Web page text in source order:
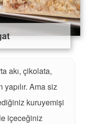
akı, çikolata,
yapılır. Ama siz
kuruyemişi
içeceğiniz